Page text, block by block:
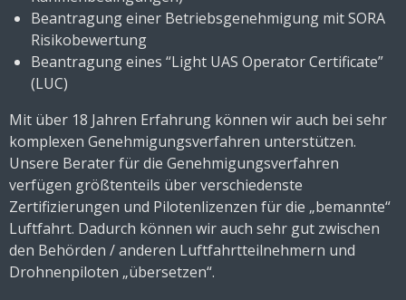
Beantragung einer Betriebsgenehmigung mit SORA
Risikobewertung
Beantragung eines “Light UAS Operator Certificate”
(LUC)
Mit über 18 Jahren Erfahrung können wir auch bei sehr
komplexen Genehmigungsverfahren unterstützen.
Unsere Berater für die Genehmigungsverfahren
verfügen größtenteils über verschiedenste
Zertifizierungen und Pilotenlizenzen für die „bemannte“
Luftfahrt. Dadurch können wir auch sehr gut zwischen
den Behörden / anderen Luftfahrtteilnehmern und
Drohnenpiloten „übersetzen“.